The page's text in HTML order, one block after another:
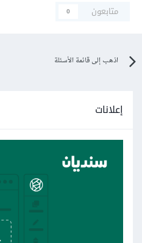
متابعون
0
اذهب إلى قائمة الأسئلة
إعلانات